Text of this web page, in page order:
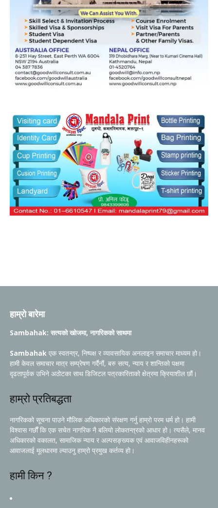
हाम्रो बारेमा
Sambahak: सत्यको खोजमा, नागरिकको साथमा
Sambahak एक स्वतन्त्र, निष्पक्ष र व्यावसायिक अनलाइन समाचार माध्यम हो।
हामी केवल समाचार मात्र सम्प्रेषण गर्दैनौं, बरु सत्य, न्याय र शान्तिको पक्षमा
दृढतापूर्वक उभिने अठोटका साथ डिजिटल पत्रकारिताको क्षेत्रमा क्रियाशील छौं।
हाम्रो प्रतिबद्धता
नागरिकको सूचना पाउने मौलिक अधिकारको संरक्षण गर्नु हाम्रो परम धर्म हो। हामी
विश्वास गर्छौं कि एक सचेत नागरिक नै बलियो लोकतन्त्रको आधार हो। त्यसैले, मानव
अधिकारको वकालत, सामाजिक न्याय र अल्पसङ्ख्यक एवं आवाजविहीनहरूको
आवाजलाई मूलधारमा ल्याउनु हाम्रो प्रमुख कर्तव्य हो।
हामी किन ?